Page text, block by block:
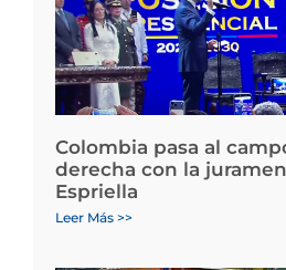
Colombia pasa al
derecha con la
Espriella
Leer Más >>